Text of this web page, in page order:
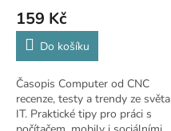
159 Kč
Do košíku
Časopis Computer od CNC
recenze, testy a trendy ze světa
IT. Praktické tipy pro práci s